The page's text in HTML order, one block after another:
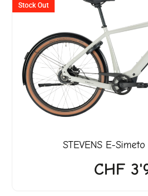
Stock Out
STEVENS E-
CHF